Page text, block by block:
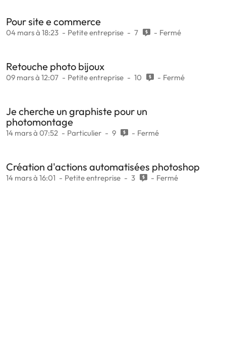
Pour site e commerce
04 mars à 18:23 Petite entreprise 7 Fermé
Retouche photo bijoux
09 mars à 12:07 Petite entreprise 10 Fermé
Je cherche un graphiste pour un
photomontage
14 mars à 07:52 Particulier 9 Fermé
Création d'actions automatisées photoshop
14 mars à 16:01 Petite entreprise 3 Fermé